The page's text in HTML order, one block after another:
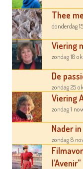
Thee
donderdag
Viering
zondag 18
De
zondag 25
Viering
zondag 1
Nader
zondag 8
l’Avenir”